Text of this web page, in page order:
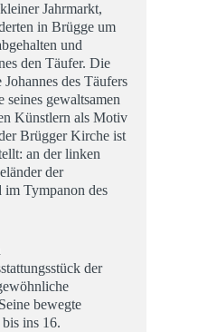
Jahrmarkt,
in Brügge um
und
den Täufer. Die
des Täufers
seines gewaltsamen
Künstlern als Motiv
Brügger Kirche ist
an der linken
der
im Tympanon des
der
bewegte
ins 16.